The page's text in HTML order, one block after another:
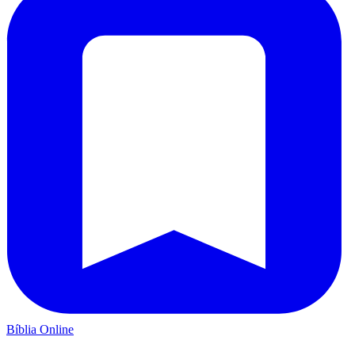
Bíblia Online